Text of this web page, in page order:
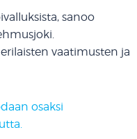
sanoo
vaatimusten ja
osaksi